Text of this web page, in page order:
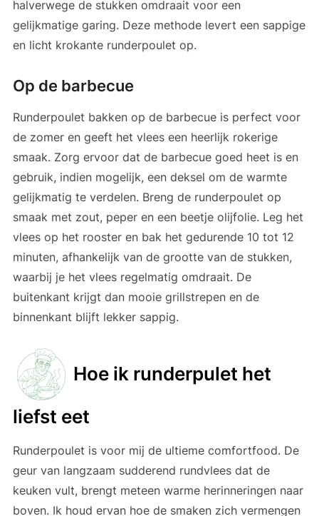
halverwege de stukken omdraait voor een
gelijkmatige garing. Deze methode levert een sappige
en licht krokante runderpoulet op.
Op de barbecue
Runderpoulet bakken op de barbecue is perfect voor
de zomer en geeft het vlees een heerlijk rokerige
smaak. Zorg ervoor dat de barbecue goed heet is en
gebruik, indien mogelijk, een deksel om de warmte
gelijkmatig te verdelen. Breng de runderpoulet op
smaak met zout, peper en een beetje olijfolie. Leg het
vlees op het rooster en bak het gedurende 10 tot 12
minuten, afhankelijk van de grootte van de stukken,
waarbij je het vlees regelmatig omdraait. De
buitenkant krijgt dan mooie grillstrepen en de
binnenkant blijft lekker sappig.
Hoe ik runderpulet het
liefst eet
Runderpoulet is voor mij de ultieme comfortfood. De
geur van langzaam sudderend rundvlees dat de
keuken vult, brengt meteen warme herinneringen naar
boven. Ik houd ervan hoe de smaken zich vermengen